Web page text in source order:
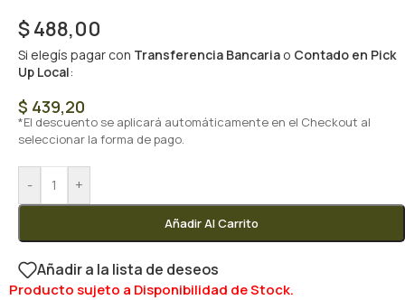
$488,00
Si elegís pagar con Transferencia Bancaria o Contado en Pick
Up Local:
$ 439,20
*El descuento se aplicará automáticamente en el Checkout al
seleccionar la forma de pago.
- +
Añadir Al Carrito
Añadir a la lista de deseos
Producto sujeto a Disponibilidad de Stock.